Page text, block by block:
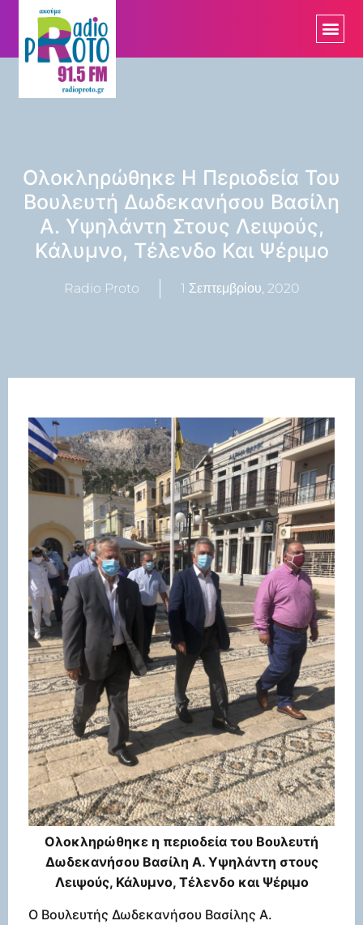
Ολοκληρώθηκε Η Περιοδεία Του
Βουλευτή Δωδεκανήσου Βασίλη
Α. Υψηλάντη Στους Λειψούς,
Κάλυμνο, Τέλενδο Και Ψέριμο
Radio Proto 1 Σεπτεμβρίου, 2020
Ολοκληρώθηκε η περιοδεία του Βουλευτή
Δωδεκανήσου Βασίλη Α. Υψηλάντη στους
Λειψούς, Κάλυμνο, Τέλενδο και Ψέριμο
Ο Βουλευτής Δωδεκανήσου Βασίλης Α.